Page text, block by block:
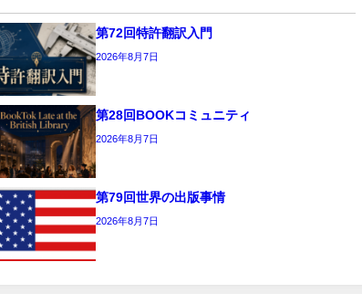
第72回特許翻訳入門
2026年8月7日
第28回BOOKコミュニティ
2026年8月7日
第79回世界の出版事情
2026年8月7日